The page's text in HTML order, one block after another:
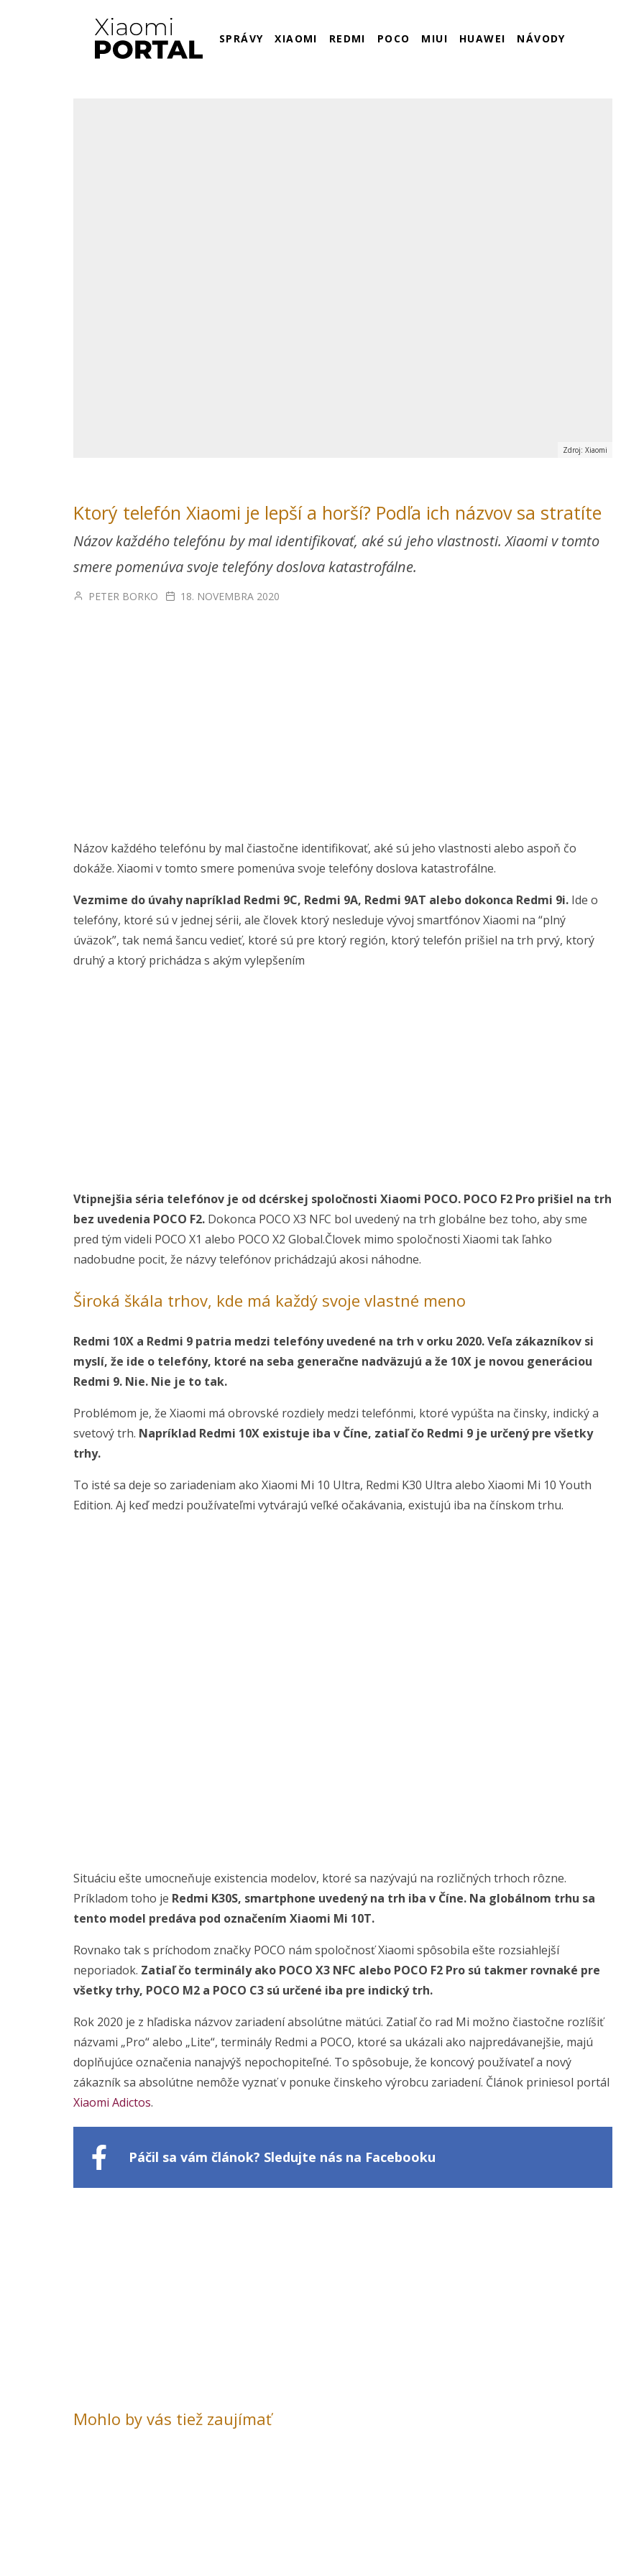
SPRÁVY XIAOMI REDMI POCO MIUI HUAWEI NÁVODY
Zdroj: Xiaomi
Ktorý telefón Xiaomi je lepší a horší? Podľa ich názvov sa stratíte
Názov každého telefónu by mal identifikovať, aké sú jeho vlastnosti. Xiaomi v tomto
smere pomenúva svoje telefóny doslova katastrofálne.
PETER BORKO 18. NOVEMBRA 2020
Názov každého telefónu by mal čiastočne identifikovať, aké sú jeho vlastnosti alebo aspoň čo
dokáže. Xiaomi v tomto smere pomenúva svoje telefóny doslova katastrofálne.
Vezmime do úvahy napríklad Redmi 9C, Redmi 9A, Redmi 9AT alebo dokonca Redmi 9i. Ide o
telefóny, ktoré sú v jednej sérii, ale človek ktorý nesleduje vývoj smartfónov Xiaomi na “plný
úväzok”, tak nemá šancu vedieť, ktoré sú pre ktorý región, ktorý telefón prišiel na trh prvý, ktorý
druhý a ktorý prichádza s akým vylepšením
Vtipnejšia séria telefónov je od dcérskej spoločnosti Xiaomi POCO. POCO F2 Pro prišiel na trh
bez uvedenia POCO F2. Dokonca POCO X3 NFC bol uvedený na trh globálne bez toho, aby sme
pred tým videli POCO X1 alebo POCO X2 Global.Človek mimo spoločnosti Xiaomi tak ľahko
nadobudne pocit, že názvy telefónov prichádzajú akosi náhodne.
Široká škála trhov, kde má každý svoje vlastné meno
Redmi 10X a Redmi 9 patria medzi telefóny uvedené na trh v orku 2020. Veľa zákazníkov si
myslí, že ide o telefóny, ktoré na seba generačne nadväzujú a že 10X je novou generáciou
Redmi 9. Nie. Nie je to tak.
Problémom je, že Xiaomi má obrovské rozdiely medzi telefónmi, ktoré vypúšta na činsky, indický a
svetový trh. Napríklad Redmi 10X existuje iba v Číne, zatiaľ čo Redmi 9 je určený pre všetky
trhy.
To isté sa deje so zariadeniam ako Xiaomi Mi 10 Ultra, Redmi K30 Ultra alebo Xiaomi Mi 10 Youth
Edition. Aj keď medzi používateľmi vytvárajú veľké očakávania, existujú iba na čínskom trhu.
Situáciu ešte umocneňuje existencia modelov, ktoré sa nazývajú na rozličných trhoch rôzne.
Príkladom toho je Redmi K30S, smartphone uvedený na trh iba v Číne. Na globálnom trhu sa
tento model predáva pod označením Xiaomi Mi 10T.
Rovnako tak s príchodom značky POCO nám spoločnosť Xiaomi spôsobila ešte rozsiahlejší
neporiadok. Zatiaľ čo terminály ako POCO X3 NFC alebo POCO F2 Pro sú takmer rovnaké pre
všetky trhy, POCO M2 a POCO C3 sú určené iba pre indický trh.
Rok 2020 je z hľadiska názvov zariadení absolútne mätúci. Zatiaľ čo rad Mi možno čiastočne rozlíšiť
názvami „Pro“ alebo „Lite“, terminály Redmi a POCO, ktoré sa ukázali ako najpredávanejšie, majú
doplňujúce označenia nanajvýš nepochopiteľné. To spôsobuje, že koncový používateľ a nový
zákazník sa absolútne nemôže vyznať v ponuke činskeho výrobcu zariadení. Článok priniesol portál
Xiaomi Adictos.
Páčil sa vám článok? Sledujte nás na Facebooku
Mohlo by vás tiež zaujímať